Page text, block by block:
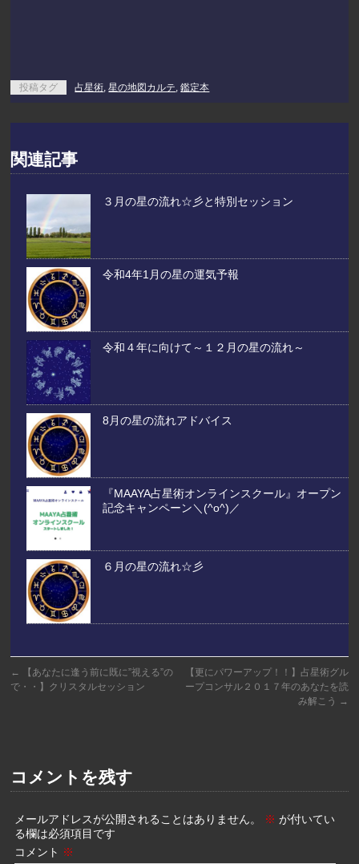
投稿タグ 占星術,星の地図カルテ,鑑定本
関連記事
３月の星の流れ☆彡と特別セッション
令和4年1月の星の運気予報
令和４年に向けて～１２月の星の流れ～
8月の星の流れアドバイス
『MAAYA占星術オンラインスクール』オープン
記念キャンペーン＼(^o^)／
６月の星の流れ☆彡
←
【あなたに逢う前に既に”視える”の
で・・】クリスタルセッション
【更にパワーアップ！！】占星術グル
ープコンサル２０１７年のあなたを読
み解こう →
コメントを残す
メールアドレスが公開されることはありません。 ※ が付いてい
る欄は必須項目です
コメント ※